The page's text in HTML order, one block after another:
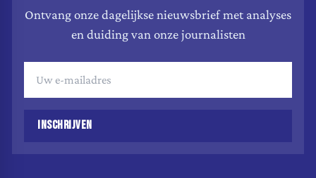
Ontvang onze dagelijkse nieuwsbrief met analyses
en duiding van onze journalisten
INSCHRIJVEN